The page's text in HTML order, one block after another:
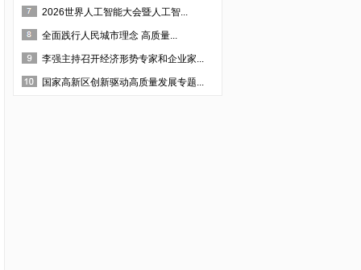
·四川省齐力联创科技有限公司
·四川省露豪投资管理有限公司
·成都沐泉假日酒店管理有限责任公司
·成都晋蒲中药材开发有限公司
2026世界人工智能大会暨人工智...
全面践行人民城市理念 高质量...
李强主持召开经济形势专家和企业家...
国家高新区创新驱动高质量发展专题...